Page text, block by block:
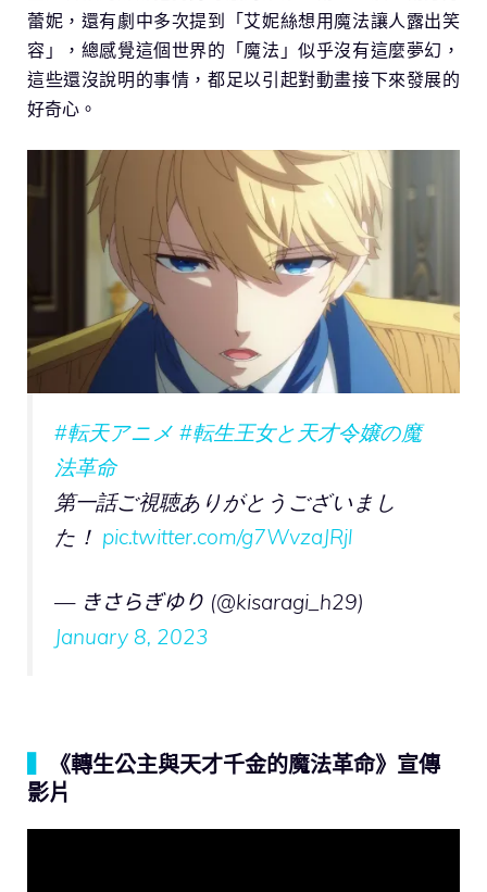
蕾妮，還有劇中多次提到「艾妮絲想用魔法讓人露出笑
容」，總感覺這個世界的「魔法」似乎沒有這麼夢幻，
這些還沒說明的事情，都足以引起對動畫接下來發展的
好奇心。
#転天アニメ #転生王女と天才令嬢の魔
法革命
第一話ご視聴ありがとうございまし
た！ pic.twitter.com/g7WvzaJRjl
— きさらぎゆり (@kisaragi_h29)
January 8, 2023
《轉生公主與天才千金的魔法革命》宣傳
影片